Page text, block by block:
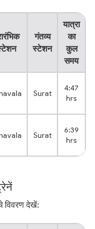
गंतव्य
स्टेशन
यात्रा
का
कुल
समय
Surat
4:47
hrs
Surat
6:39
hrs
विवरण देखें: